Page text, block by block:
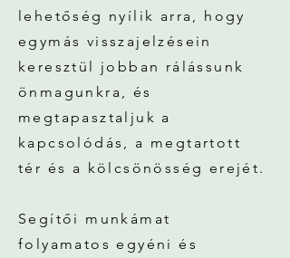
lehetőség nyílik arra, hogy
egymás visszajelzésein
keresztül jobban rálássunk
önmagunkra, és
megtapasztaljuk a
kapcsolódás, a megtartott
tér és a kölcsönösség erejét.
Segítői munkámat
folyamatos egyéni és